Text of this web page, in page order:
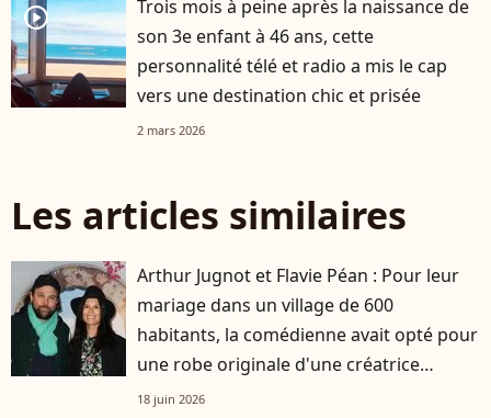
player2
Trois mois à peine après la naissance de
son 3e enfant à 46 ans, cette
personnalité télé et radio a mis le cap
vers une destination chic et prisée
2 mars 2026
Les articles similaires
Arthur Jugnot et Flavie Péan : Pour leur
mariage dans un village de 600
habitants, la comédienne avait opté pour
une robe originale d'une créatrice
française
18 juin 2026